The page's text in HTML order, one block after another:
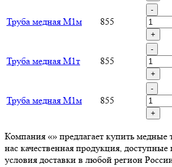
Труба медная М1м 855
-
+
Труба медная М1т 855
-
+
Труба медная М1м 855
-
+
Компания «» предлагает купить
нас качественная продукция,
условия доставки в любой регион